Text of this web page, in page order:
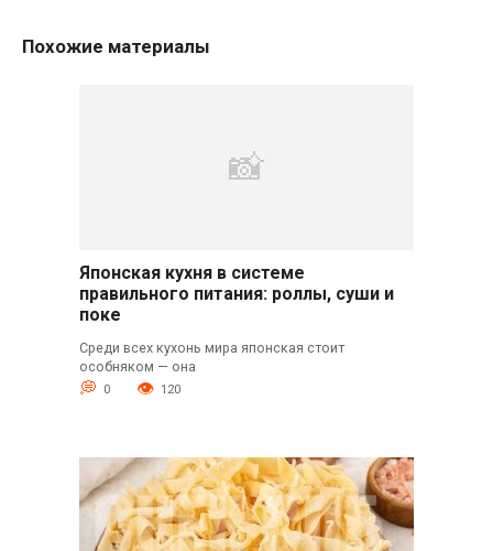
Похожие материалы
Японская кухня в системе
правильного питания: роллы, суши и
поке
Среди всех кухонь мира японская стоит
особняком — она
0 120